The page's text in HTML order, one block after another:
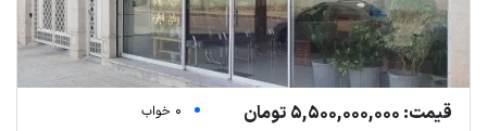
قیمت: 5,500,000,000 تومان
0 خواب